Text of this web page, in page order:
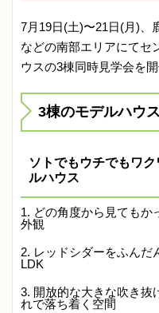
7月19日(土)〜21日(月)、
などの南部エリアにてセ
ウスの3棟同時見学会を開
3棟のモデルハウス
ソトでもウチでもワ
ルハウス
どの角度から見てもか
外観
レッドシダーをふんだ
LDK
開放的な大きな吹き抜
れで落ち着く空間